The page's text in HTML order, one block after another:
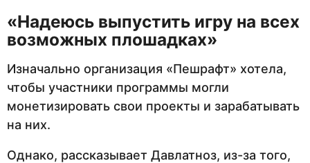
«Надеюсь выпустить игру на всех
возможных плошадках»
Изначально организация «Пешрафт» хотела,
чтобы участники программы могли
монетизировать свои проекты и зарабатывать
на них.
Однако, рассказывает Давлатноз, из-за того,